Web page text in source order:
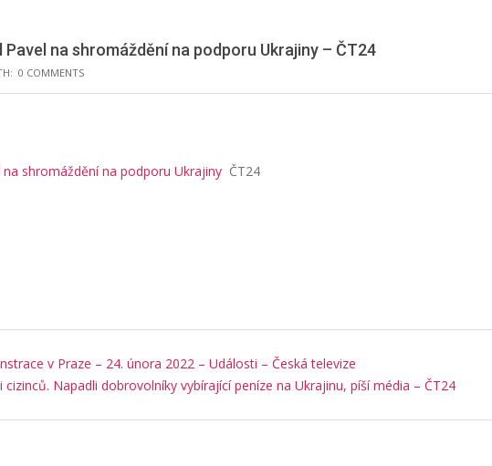
Pavel na shromáždění na podporu Ukrajiny – ČT24
0 COMMENTS
shromáždění na podporu Ukrajiny ČT24
v Praze – 24. února 2022 – Události – Česká televize
cizinců. Napadli dobrovolníky vybírající peníze na Ukrajinu, píší média – ČT24